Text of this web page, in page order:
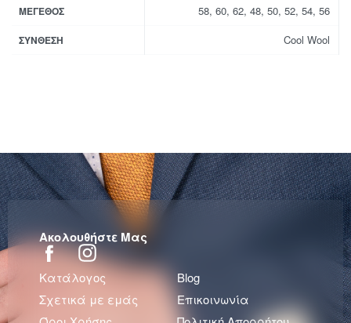
ΜΈΓΕΘΟΣ 58, 60, 62, 48, 50, 52, 54, 56
ΣΎΝΘΕΣΗ Cool Wool
Ακολουθήστε Μας
Κατάλογος
Blog
Σχετικά με εμάς
Επικοινωνία